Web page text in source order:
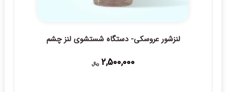
لنزشور عروسکی- دستگاه شستشوی لنز چشم
2,500,000 ریال